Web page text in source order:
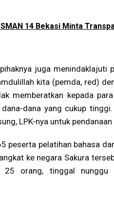
14 Bekasi Minta
juga menindaklajuti
kita (pemda, red)
memberatkan kepada
dana yang cukup
LPK-nya untuk
peserta pelatihan bahasa
ke negara Sakura
orang, tinggal nunggu